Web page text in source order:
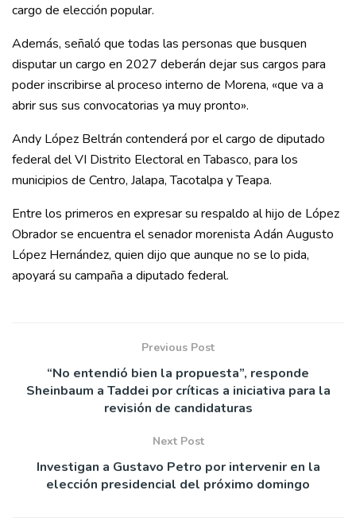
cargo de elección popular.
Además, señaló que todas las personas que busquen
disputar un cargo en 2027 deberán dejar sus cargos para
poder inscribirse al proceso interno de Morena, «que va a
abrir sus sus convocatorias ya muy pronto».
Andy López Beltrán contenderá por el cargo de diputado
federal del VI Distrito Electoral en Tabasco, para los
municipios de Centro, Jalapa, Tacotalpa y Teapa.
Entre los primeros en expresar su respaldo al hijo de López
Obrador se encuentra el senador morenista Adán Augusto
López Hernández, quien dijo que aunque no se lo pida,
apoyará su campaña a diputado federal.
Previous Post
“No entendió bien la propuesta”, responde
Sheinbaum a Taddei por críticas a iniciativa para la
revisión de candidaturas
Next Post
Investigan a Gustavo Petro por intervenir en la
elección presidencial del próximo domingo